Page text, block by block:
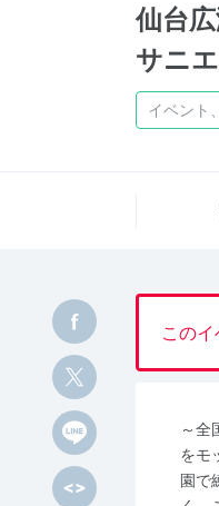
仙台
サニ
イベント
このイ
～全
をモ
園で